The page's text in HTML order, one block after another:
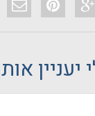
יעניין